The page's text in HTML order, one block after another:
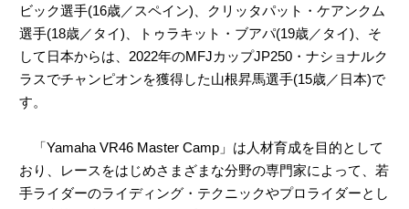
ビック選手(16歳／スペイン)、クリッタパット・ケアンクム
選手(18歳／タイ)、トゥラキット・ブアパ(19歳／タイ)、そ
して日本からは、2022年のMFJカップJP250・ナショナルク
ラスでチャンピオンを獲得した山根昇馬選手(15歳／日本)で
す。
「Yamaha VR46 Master Camp」は人材育成を目的として
おり、レースをはじめさまざまな分野の専門家によって、若
手ライダーのライディング・テクニックやプロライダーとし